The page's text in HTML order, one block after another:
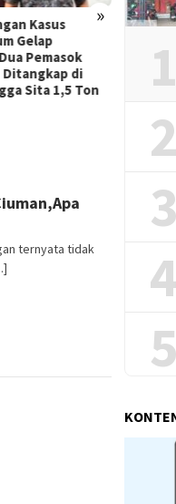
»
Kasus
Gelap
Pemasok
Ditangkap di
Sita 1,5 Ton
ternyata tidak
1
2
3
4
5